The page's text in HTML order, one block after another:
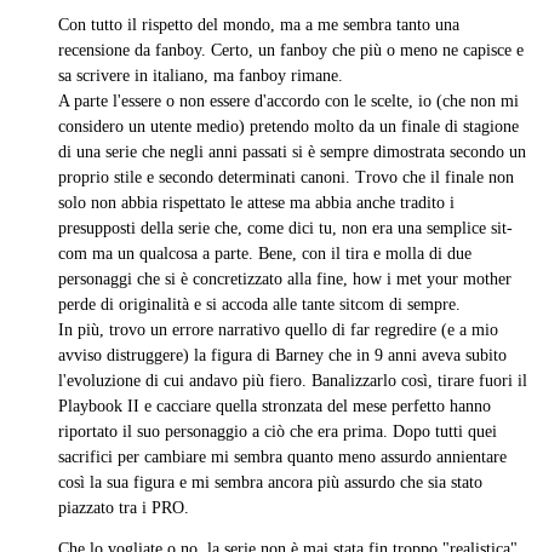
detto:
Con tutto il rispetto del mondo, ma a me sembra tanto una
recensione da fanboy. Certo, un fanboy che più o meno ne capisce e
sa scrivere in italiano, ma fanboy rimane.
A parte l'essere o non essere d'accordo con le scelte, io (che non mi
considero un utente medio) pretendo molto da un finale di stagione
di una serie che negli anni passati si è sempre dimostrata secondo un
proprio stile e secondo determinati canoni. Trovo che il finale non
solo non abbia rispettato le attese ma abbia anche tradito i
presupposti della serie che, come dici tu, non era una semplice sit-
com ma un qualcosa a parte. Bene, con il tira e molla di due
personaggi che si è concretizzato alla fine, how i met your mother
perde di originalità e si accoda alle tante sitcom di sempre.
In più, trovo un errore narrativo quello di far regredire (e a mio
avviso distruggere) la figura di Barney che in 9 anni aveva subito
l'evoluzione di cui andavo più fiero. Banalizzarlo così, tirare fuori il
Playbook II e cacciare quella stronzata del mese perfetto hanno
riportato il suo personaggio a ciò che era prima. Dopo tutti quei
sacrifici per cambiare mi sembra quanto meno assurdo annientare
così la sua figura e mi sembra ancora più assurdo che sia stato
piazzato tra i PRO.